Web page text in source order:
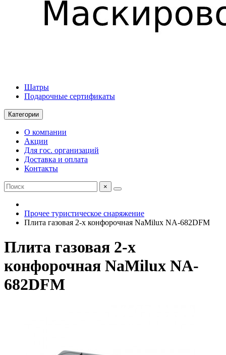
Шатры
Подарочные сертификаты
Категории
О компании
Акции
Для гос. организаций
Доставка и оплата
Контакты
×
Прочее туристическое снаряжение
Плита газовая 2-х конфорочная NaMilux NA-682DFM
Плита газовая 2-х
конфорочная NaMilux NA-
682DFM